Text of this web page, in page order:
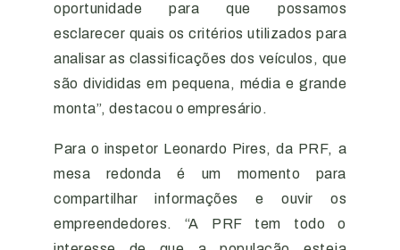
oportunidade para que possamos
esclarecer quais os critérios utilizados para
analisar as classificações dos veículos, que
são divididas em pequena, média e grande
monta”, destacou o empresário.
Para o inspetor Leonardo Pires, da PRF, a
mesa redonda é um momento para
compartilhar informações e ouvir os
empreendedores. “A PRF tem todo o